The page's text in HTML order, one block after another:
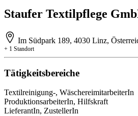
Staufer Textilpflege
Im Südpark 189, 4030 Linz,
+ 1 Standort
Tätigkeitsbereiche
Textilreinigung-, WäschereimitarbeiterIn
ProduktionsarbeiterIn, Hilfskraft
LieferantIn, ZustellerIn